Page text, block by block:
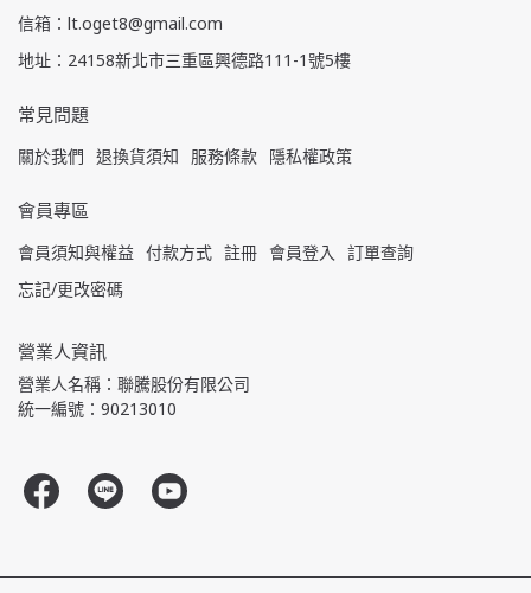
信箱：lt.oget8@gmail.com
地址：24158新北市三重區興德路111-1號5樓
常見問題
關於我們 退換貨須知 服務條款 隱私權政策
會員專區
會員須知與權益 付款方式 註冊 會員登入
訂單查詢
忘記/更改密碼
營業人資訊
營業人名稱：聯騰股份有限公司
統一編號：90213010